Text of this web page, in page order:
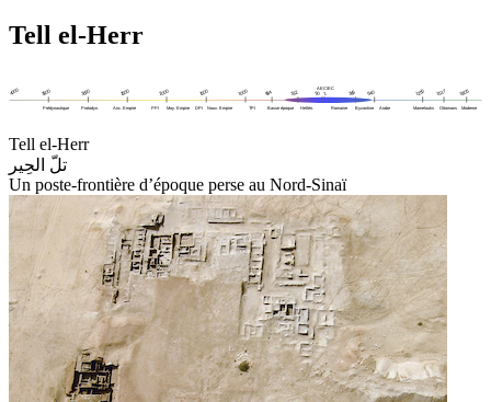
Tell el-Herr
Tell el-Herr
تلّ الحِير
Un poste-frontière d’époque perse au Nord-Sinaï